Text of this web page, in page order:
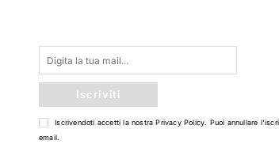
Iscriviti
Iscrivendoti accetti la nostraPrivacy Policy. Puoi annullare
email.